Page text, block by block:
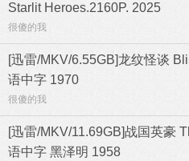
Starlit Heroes.2160P. 2025
很傻的我
[迅雷/MKV/6.55GB]龙纹怪谈
语中字 1970
很傻的我
[迅雷/MKV/11.69GB]战国英豪
语中字 黑泽明 1958